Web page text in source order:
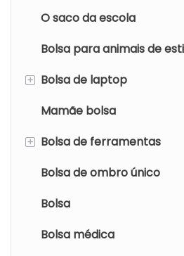
Bolsa de carrinho
Bolsa de higiene
mochila casual
Sacola
Bolsa de cintura
Saco com cordão
Carteira
O saco da escola
Bolsa para animais de
+ Bolsa de laptop
mochila para notebook
Saco de ombro de laptop
Mamãe bolsa
+ Bolsa de ferramentas
Bolsa de maquiagem
Bolsa de ombro único
Bolsa
Bolsa médica